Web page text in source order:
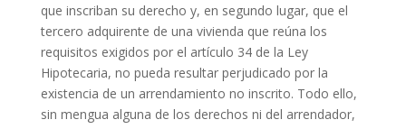
que inscriban su derecho y, en segundo lugar, que el
tercero adquirente de una vivienda que reúna los
requisitos exigidos por el artículo 34 de la Ley
Hipotecaria, no pueda resultar perjudicado por la
existencia de un arrendamiento no inscrito. Todo ello,
sin mengua alguna de los derechos ni del arrendador,